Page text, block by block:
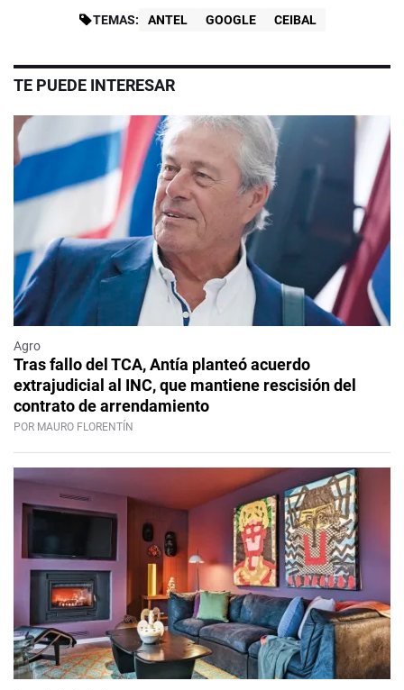
TEMAS: ANTEL GOOGLE CEIBAL
TE PUEDE INTERESAR
Agro
Tras fallo del TCA, Antía planteó acuerdo
extrajudicial al INC, que mantiene rescisión del
contrato de arrendamiento
POR MAURO FLORENTÍN